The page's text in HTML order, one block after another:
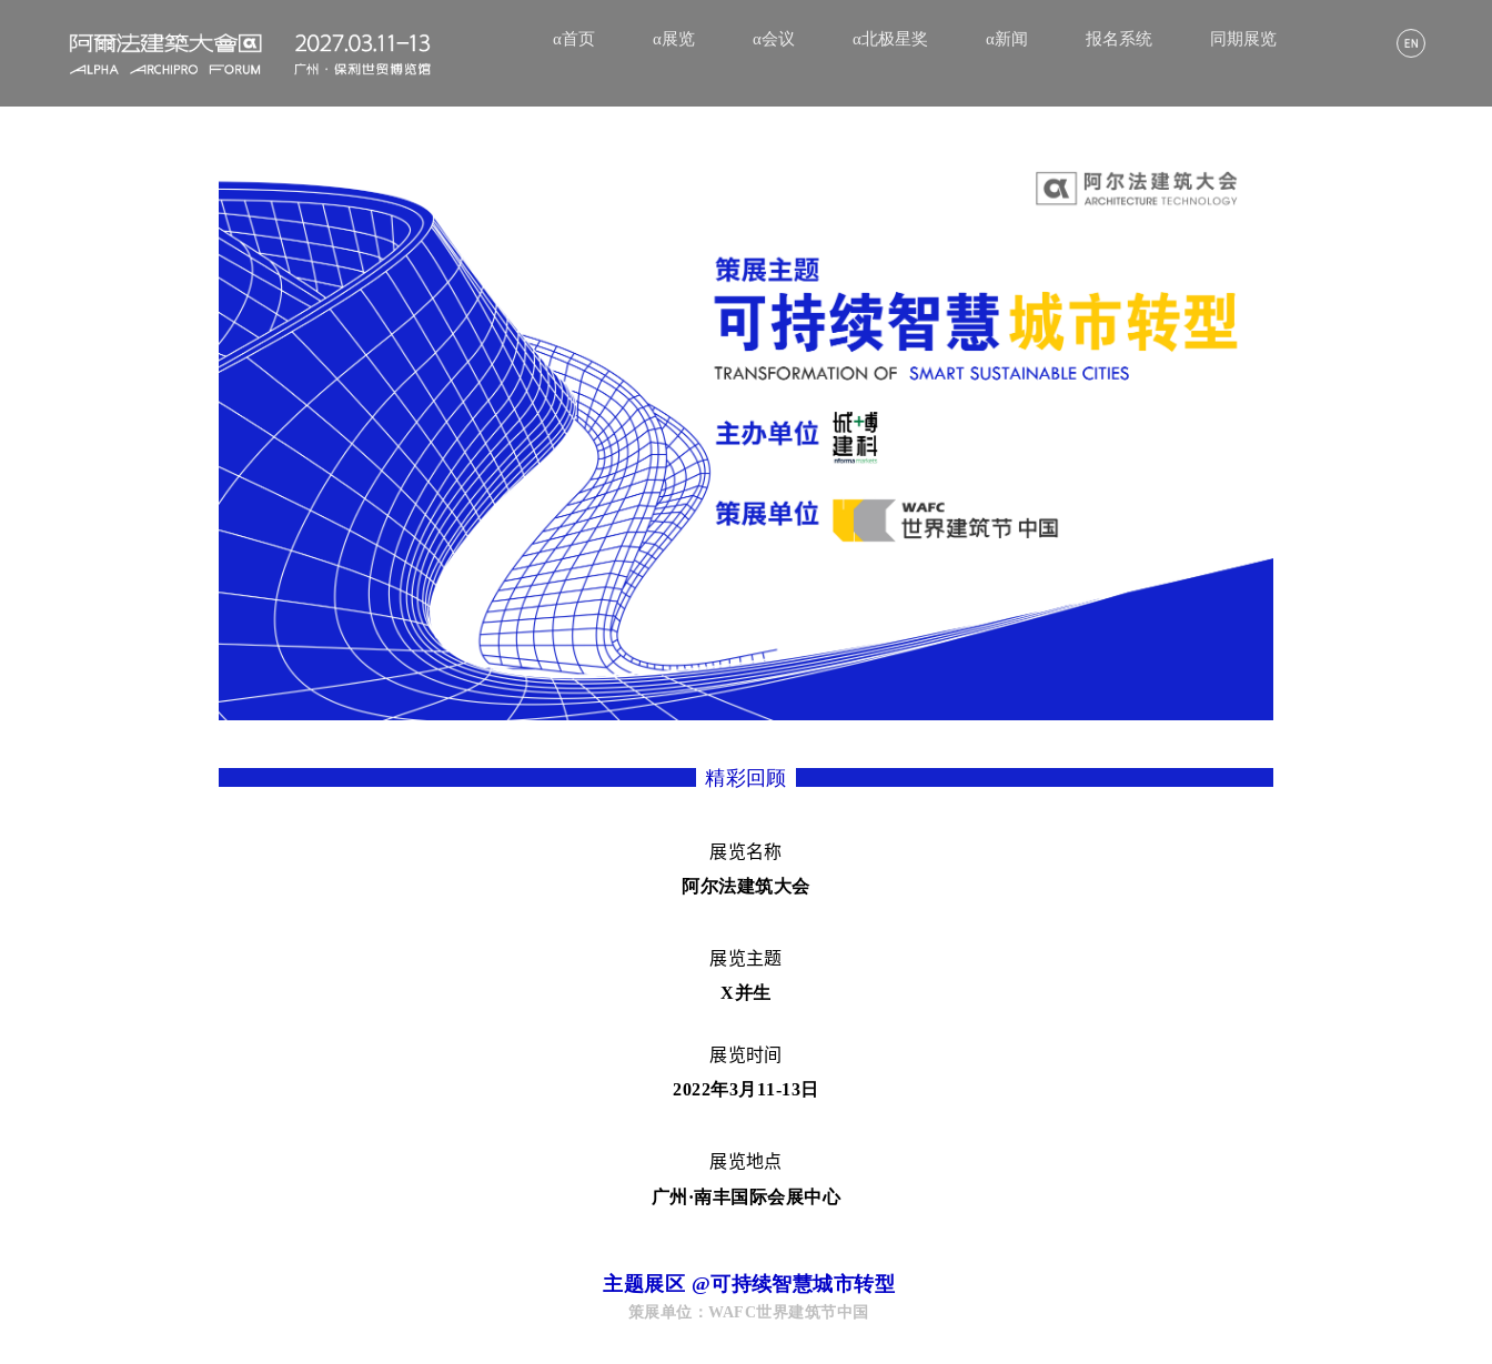
α首页 α展览 α会议 α北极星奖 α新闻 报名系统 同期展览
精彩回顾
展览名称
阿尔法建筑大会
展览主题
X并生
展览时间
2022年3月11-13日
展览地点
广州 ·南丰国际会展中心
主题展区 @可持续智慧城市转型
策展单位：WAFC世界建筑节中国